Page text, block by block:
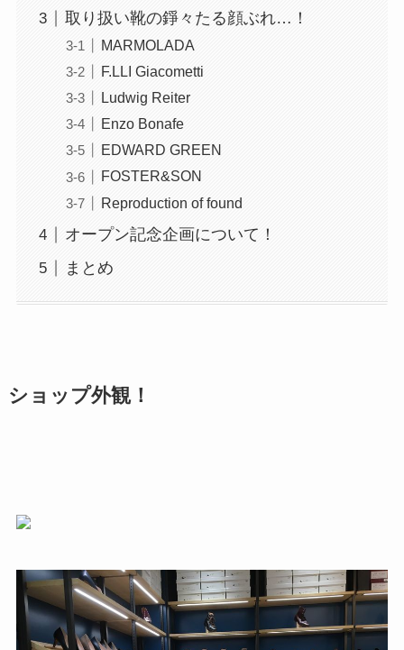
取り扱い靴の錚々たる顔ぶれ…！
MARMOLADA
F.LLI Giacometti
Ludwig Reiter
Enzo Bonafe
EDWARD GREEN
FOSTER&SON
Reproduction of found
オープン記念企画について！
まとめ
ショップ外観！